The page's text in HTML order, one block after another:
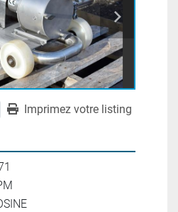
Imprimez votre listing